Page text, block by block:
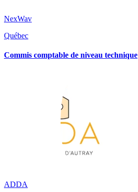
NexWav
Québec
Commis comptable de niveau technique
ADDA